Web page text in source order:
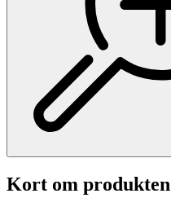
Kort om produkten